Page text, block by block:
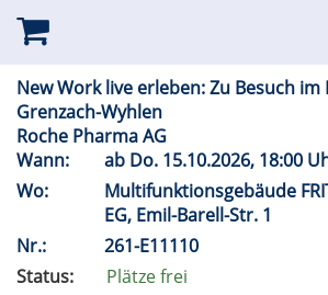
New Work live erleben: Zu Besuch im
Grenzach-Wyhlen
Roche Pharma AG
Wann:
ab Do. 15.10.2026, 18:00
Wo:
Multifunktionsgebäude
EG, Emil-Barell-Str. 1
Nr.:
261-E11110
Status:
Plätze frei